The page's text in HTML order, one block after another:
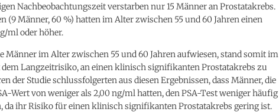
Nachbeobachtungszeit verstarben nur 15 Männer an Prostatakrebs.
(9 Männer, 60 %) hatten im Alter zwischen 55 und 60 Jahren einen
ml oder höher.
Männer im Alter zwischen 55 und 60 Jahren aufwiesen, stand somit im
Langzeitrisiko, an einen klinisch signifikanten Prostatakrebs zu
der Studie schlussfolgerten aus diesen Ergebnissen, dass Männer, die
Wert von weniger als 2,00 ng/ml hatten, den PSA-Test weniger häufig
da ihr Risiko für einen klinisch signifikanten Prostatakrebs gering ist.